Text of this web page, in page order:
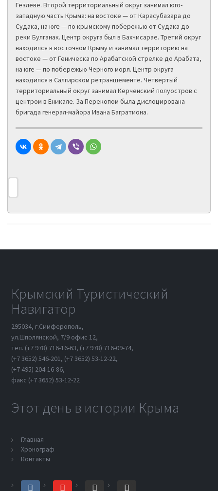
Гезлеве. Второй территориальный округ занимал юго-
западную часть Крыма: на востоке — от Карасубазара до
Судака, на юге — по крымскому побережью от Судака до
реки Булганак. Центр округа был в Бахчисарае. Третий округ
находился в восточном Крыму и занимал территорию на
востоке — от Геническа по Арабатской стрелке до Арабата,
на юге — по побережью Черного моря. Центр округа
находился в Салгирском ретраншементе. Четвертый
территориальный округ занимал Керченский полуостров с
центром в Еникале. За Перекопом была дислоцирована
бригада генерал-майора Ивана Багратиона.
Крымский Туристический
Навигатор
295034, г.Симферополь,
ул.Шполянской, 7/9 офис 12,
тел. (+7 978) 716-16-63, (+7 978) 716-09-74,
(+7 3652) 546-201, (+7 3652) 53-12-22,
(+7 495) 204-16-86,
факс (+7 3652) 53-12-22
Этот день в истории Крыма
Главная
Хронограф
Контакты
vk youtube yandex